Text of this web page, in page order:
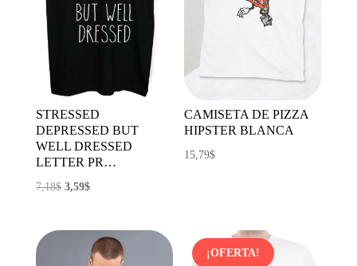
STRESSED
DEPRESSED BUT
WELL DRESSED
LETTER PR…
7,18$ El
3,59$El
es:
CAMISETA DE PIZZA
HIPSTER BLANCA
15,79$
¡OFERTA!